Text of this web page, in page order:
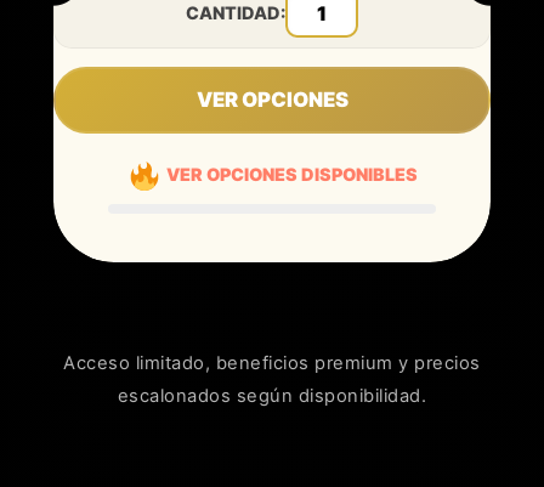
CANTIDAD:
VER OPCIONES
VER OPCIONES DISPONIBLES
Acceso limitado, beneficios premium y precios
escalonados según disponibilidad.